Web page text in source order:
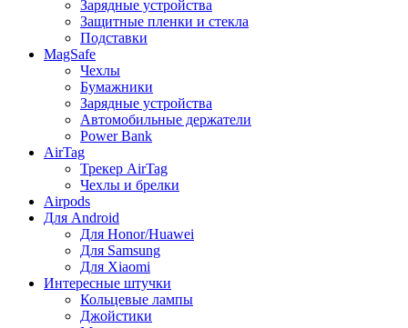
Зарядные устройства
Защитные пленки и стекла
Подставки
MagSafe
Чехлы
Бумажники
Зарядные устройства
Автомобильные держатели
Power Bank
AirTag
Трекер AirTag
Чехлы и брелки
Airpods
Для Android
Для Honor/Huawei
Для Samsung
Для Xiaomi
Интересные штучки
Кольцевые лампы
Джойстики